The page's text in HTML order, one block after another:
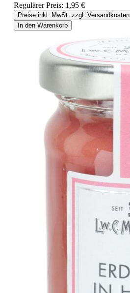
Regulärer Preis: 1,95 €
Preise inkl. MwSt. zzgl. Versandkosten
In den Warenkorb